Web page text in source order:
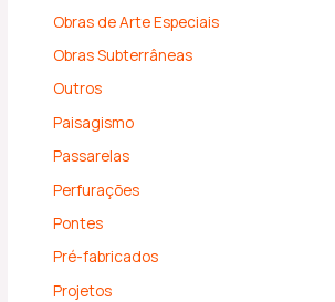
Obras de Arte Especiais
Obras Subterrâneas
Outros
Paisagismo
Passarelas
Perfurações
Pontes
Pré-fabricados
Projetos